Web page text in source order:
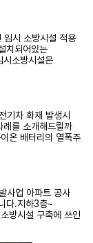
임시 소방시설 적용
치되어있는
시소방시설은
기차 화재 발생시
를 소개해드릴까
온 배터리의 열폭주
사업 아파트 공사
다.지하3층~
방시설 구축에 쓰인